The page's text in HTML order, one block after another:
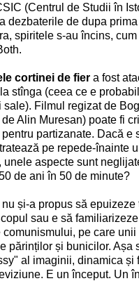
(Centrul de Studii în
dezbaterile de dupa
spiritele s-au încins,
cortinei de fier a fost
stînga (ceea ce e
Filmul regizat de
Alin Muresan) poate fi
partizanate. Dacă e
pe repede-înainte
unele aspecte sunt
de ani în 50 de minute?
și-a propus să epuizeze
sau e să
pe care
părinților și bunicilor. Așa
al imaginii, dinamica și
E un început. Un